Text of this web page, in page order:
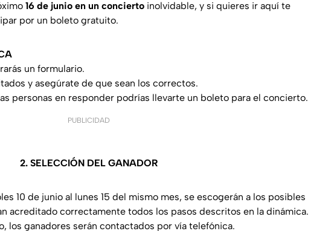
16 de junio en un concierto inolvidable, y si quieres ir aquí te
por un boleto gratuito.
un formulario.
y asegúrate de que sean los correctos.
personas en responder podrías llevarte un boleto para el concierto.
PUBLICIDAD
2. SELECCIÓN DEL GANADOR
10 de junio al lunes 15 del mismo mes, se escogerán a los posibles
acreditado correctamente todos los pasos descritos en la dinámica.
los ganadores serán contactados por vía telefónica.